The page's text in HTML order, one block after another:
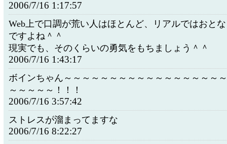
2006/7/16 1:17:57
Web上で口調が荒い人はほとんど、リアルではおと
ですよね＾＾
現実でも、そのくらいの勇気をもちましょう＾＾
2006/7/16 1:43:17
ボインちゃん～～～～～～～～～～～～～～～～～
～～～～～！！！
2006/7/16 3:57:42
ストレスが溜まってますな
2006/7/16 8:22:27